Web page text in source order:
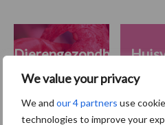
We value your privacy
We and our 4 partners use
technologies to improve your
Dierengezondheid